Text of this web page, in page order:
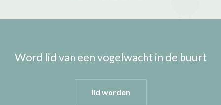
Word lid van een vogelwacht in de buurt
lid worden